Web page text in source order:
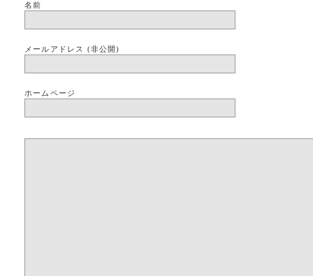
名前
メールアドレス (非公開)
ホームページ